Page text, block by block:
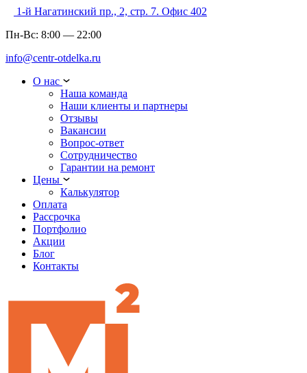
1-й Нагатинский пр., 2, стр. 7. Офис 402
Пн-Вс: 8:00 — 22:00
info@centr-otdelka.ru
О нас
Наша команда
Наши клиенты и партнеры
Отзывы
Вакансии
Вопрос-ответ
Сотрудничество
Гарантии на ремонт
Цены
Калькулятор
Оплата
Рассрочка
Портфолио
Акции
Блог
Контакты